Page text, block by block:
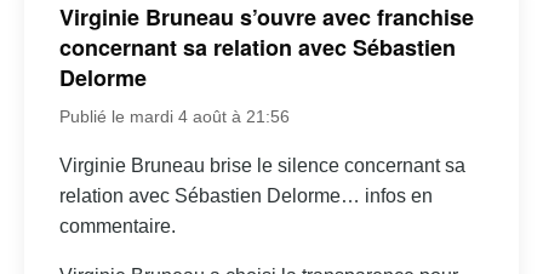
Virginie Bruneau s’ouvre avec franchise
concernant sa relation avec Sébastien
Delorme
Publié le mardi 4 août à 21:56
Virginie Bruneau brise le silence concernant sa
relation avec Sébastien Delorme… infos en
commentaire.